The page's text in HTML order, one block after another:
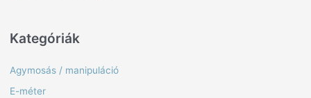
Kategóriák
Agymosás / manipuláció
E-méter